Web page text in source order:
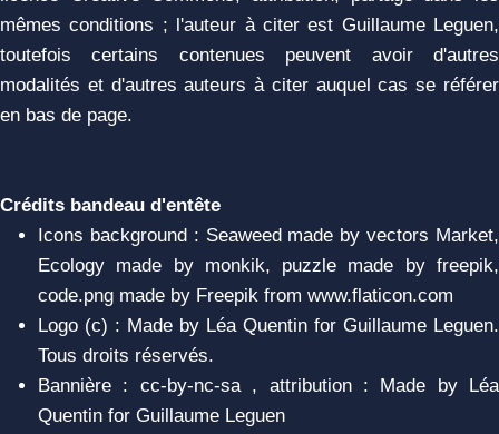
mêmes conditions ; l'auteur à citer est Guillaume Leguen,
toutefois certains contenues peuvent avoir d'autres
modalités et d'autres auteurs à citer auquel cas se référer
en bas de page.
Crédits bandeau d'entête
Icons background : Seaweed made by vectors Market,
Ecology made by monkik, puzzle made by freepik,
code.png made by Freepik from www.flaticon.com
Logo (c) : Made by Léa Quentin for Guillaume Leguen.
Tous droits réservés.
Bannière : cc-by-nc-sa , attribution : Made by Léa
Quentin for Guillaume Leguen